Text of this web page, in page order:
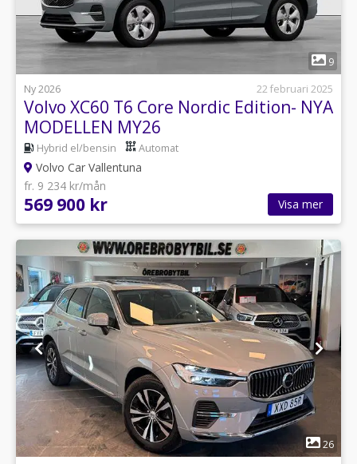
9
Ny 2026
22 februari 2025
Volvo XC60 T6 Core Nordic Edition- NYA
MODELLEN MY26
Hybrid el/bensin Automat
Volvo Car Vallentuna
fr. 9 234 kr/mån
569 900 kr Visa mer
1
26